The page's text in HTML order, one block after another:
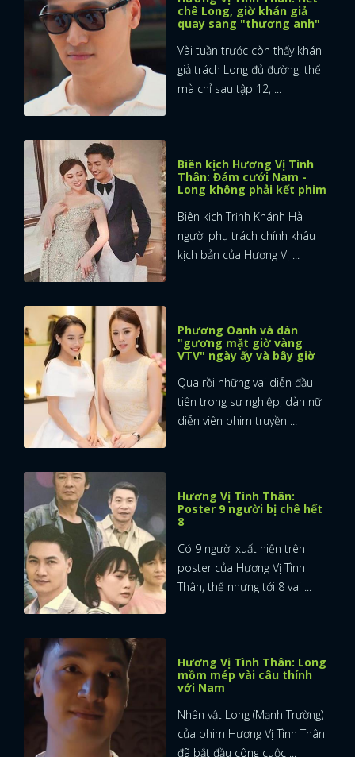
FACEBOOK GOOGLE
chê Long, giờ khán giả
quay sang "thương anh"
Vài tuần trước còn thấy khán
giả trách Long đủ đường, thế
mà chỉ sau tập 12, ...
Biên kịch Hương Vị Tình
Thân: Đám cưới Nam -
Long không phải kết phim
Biên kịch Trịnh Khánh Hà -
người phụ trách chính khâu
kịch bản của Hương Vị ...
Phương Oanh và dàn
"gương mặt giờ vàng
VTV" ngày ấy và bây giờ
Qua rồi những vai diễn đầu
tiên trong sự nghiệp, dàn nữ
diễn viên phim truyền ...
Hương Vị Tình Thân:
Poster 9 người bị chê hết
8
Có 9 người xuất hiện trên
poster của Hương Vị Tình
Thân, thế nhưng tới 8 vai ...
Hương Vị Tình Thân: Long
mồm mép vài câu thính
với Nam
Nhân vật Long (Mạnh Trường)
của phim Hương Vị Tình Thân
đã bắt đầu công cuộc ...